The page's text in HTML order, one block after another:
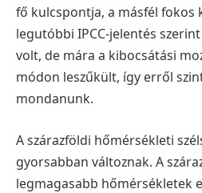
fő kulcspontja, a másfél fokos
legutóbbi IPCC-jelentés
volt, de mára a kibocsátási
módon leszűkült, így erről
mondanunk.
A szárazföldi hőmérsékleti
gyorsabban változnak. A
legmagasabb hőmérsékletek